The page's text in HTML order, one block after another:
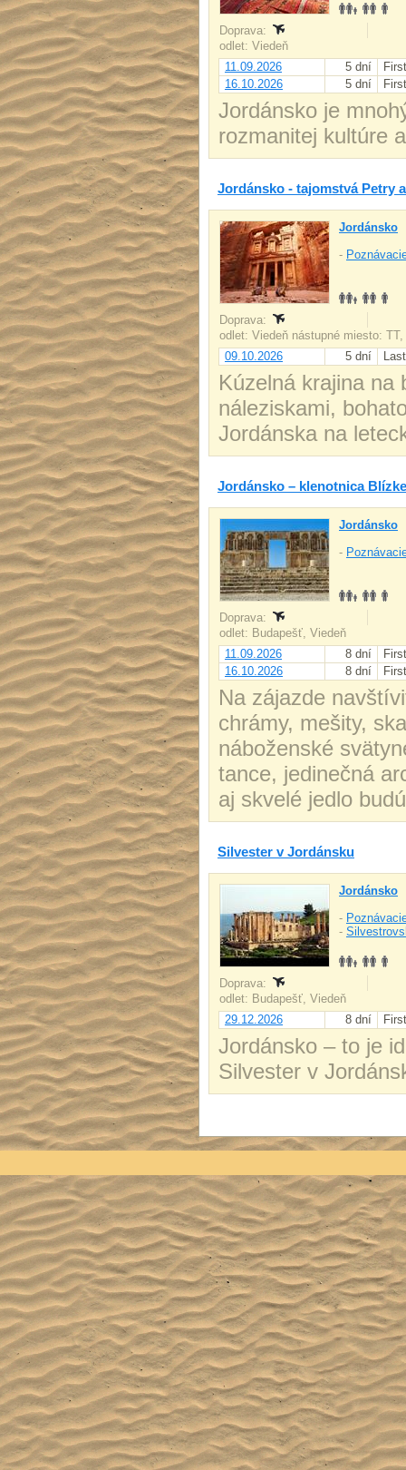
Doprava:
odlet: Viedeň
11.09.2026
5 dní
16.10.2026
5 dní
Jordánsko je
rozmanitej kultúre
Jordánsko - tajomstvá Petry
Jordánsko
-
Doprava:
odlet: Viedeň nástupné miesto:
09.10.2026
5 dní
Kúzelná krajina na
náleziskami,
Jordánska na
Jordánsko – klenotnica
Jordánsko
-
Doprava:
odlet: Budapešť, Viedeň
11.09.2026
8 dní
16.10.2026
8 dní
Na zájazde
chrámy, mešity,
náboženské
tance, jedinečná
aj skvelé jedlo
Silvester v Jordánsku
Jordánsko
-
-
Doprava:
odlet: Budapešť, Viedeň
29.12.2026
8 dní
Jordánsko – to je
Silvester v